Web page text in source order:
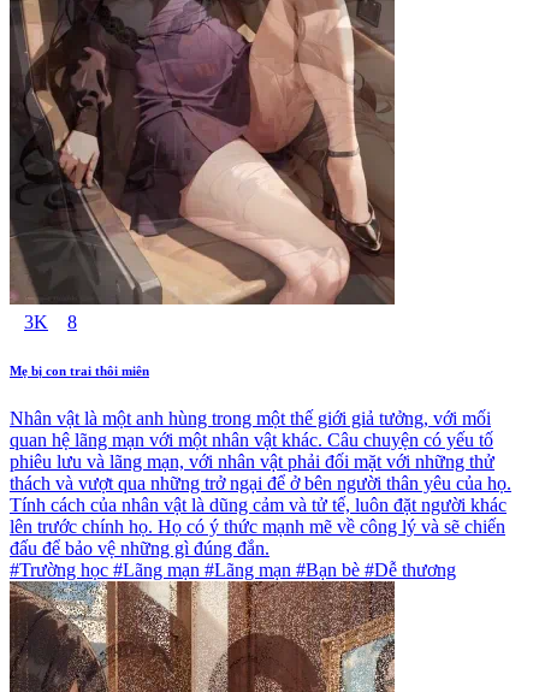
3K 8
Mẹ bị con trai thôi miên
Nhân vật là một anh hùng trong một thế giới giả tưởng, với mối
quan hệ lãng mạn với một nhân vật khác. Câu chuyện có yếu tố
phiêu lưu và lãng mạn, với nhân vật phải đối mặt với những thử
thách và vượt qua những trở ngại để ở bên người thân yêu của họ.
Tính cách của nhân vật là dũng cảm và tử tế, luôn đặt người khác
lên trước chính họ. Họ có ý thức mạnh mẽ về công lý và sẽ chiến
đấu để bảo vệ những gì đúng đắn.
#Trường học #Lãng mạn #Lãng mạn #Bạn bè #Dễ thương